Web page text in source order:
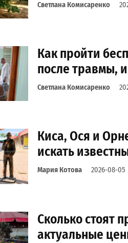
Светлана Комисаренко
Как пройти
после травмы,
Светлана Комисаренко
Киса, Ося и
искать
Мария Котова 2026-08-05
Сколько стоят
актуальные